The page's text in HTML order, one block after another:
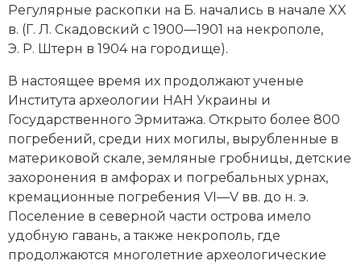
Новая история
Нумизматика
Образование
Общественные объединения и организации
Политическая история
Революции и народные движения
Регулярные раскопки на Б. начались в начале XX
в. (Г. Л. Скадовский с 1900—1901 на некрополе,
Э. Р. Штерн в 1904 на городище).
В настоящее время их продолжают ученые
Института археологии НАН Украины и
Государственного Эрмитажа. Открыто более 800
погребений, среди них могилы, вырубленные в
материковой скале, земляные гробницы, детские
захоронения в амфорах и погребальных урнах,
кремационные погребения VI—V вв. до н. э.
Поселение в северной части острова имело
удобную гавань, а также некрополь, где
продолжаются многолетние археологические